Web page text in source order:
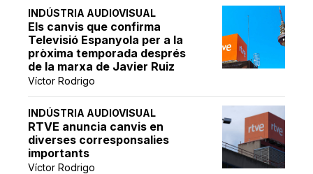
INDÚSTRIA AUDIOVISUAL
Els canvis que confirma
Televisió Espanyola per a la
pròxima temporada després
de la marxa de Javier Ruiz
Víctor Rodrigo
INDÚSTRIA AUDIOVISUAL
RTVE anuncia canvis en
diverses corresponsalies
importants
Víctor Rodrigo